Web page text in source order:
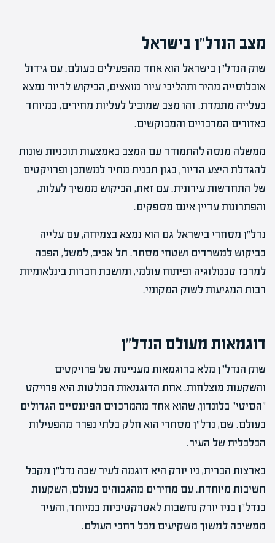
מצב הנדל"ן בישראל
שוק הנדל"ן בישראל הוא אחד מהפעילים בעולם. עם גידול
אוכלוסייה מהיר ותהליכי עיור מואצים, הביקוש לדיור נמצא
בעלייה מתמדת. זהו מצב שמוביל לעליות מחירים, במיוחד
באזורים המרכזיים והמבוקשים.
ממשלה מנסה להתמודד עם המצב באמצעות תוכניות שונות
להגדלת היצע הדיור, כגון תכנית מחיר למשתכן ופרויקטים
של התחדשות עירונית. עם זאת, הביקוש ממשיך לעלות,
והפתרונות עדיין אינם מספקים.
נדל"ן מסחרי בישראל גם הוא נמצא בצמיחה, עם עלייה
בביקוש למשרדים ושטחי מסחר. תל אביב, למשל, הפכה
למרכז טכנולוגיה ופיתוח עולמי, ומושכת חברות בינלאומיות
רבות המגיעות לשוק המקומי.
דוגמאות מעולם הנדל"ן
שוק הנדל"ן מלא בדוגמאות מעניינות של פרויקטים
והשקעות מוצלחות. אחת הדוגמאות הבולטות היא פרויקט
"הסיטי" בלונדון, שהוא אחד מהמרכזים הפיננסיים הגדולים
בעולם. שם, נדל"ן מסחרי הוא חלק בלתי נפרד מהפעילות
הכלכלית של העיר.
בארצות הברית, ניו יורק היא דוגמה לעיר שבה נדל"ן מקבל
חשיבות מיוחדת. עם מחירים מהגבוהים בעולם, השקעות
בנדל"ן בניו יורק נחשבות לאטרקטיביות במיוחד, והעיר
ממשיכה למשוך משקיעים מכל רחבי העולם.